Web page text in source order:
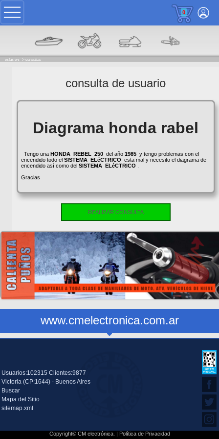
0
estas en: -> consultas
consulta de usuario
Diagrama honda rabel
Tengo una HONDA REBEL 250del año 1985y tengo problemas con el
encendido todo el SISTEMA ELéCTRICO esta mal y necesito el diagrama de
encendido así como del SISTEMA ELéCTRICO
Gracias
REALIZAR CONSULTA
www.cmelectronica.com.ar
Usuarios:102315 Clientes:9877
Victoria (CP:1644) - Buenos Aires
Buscar
Mapa del Sitio
sitemap.xml
Copyright© CM electrónica. | Política de Privacidad